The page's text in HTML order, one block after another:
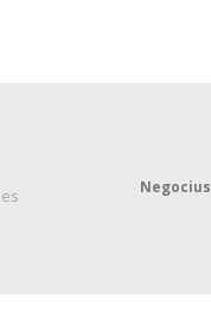
Negocius